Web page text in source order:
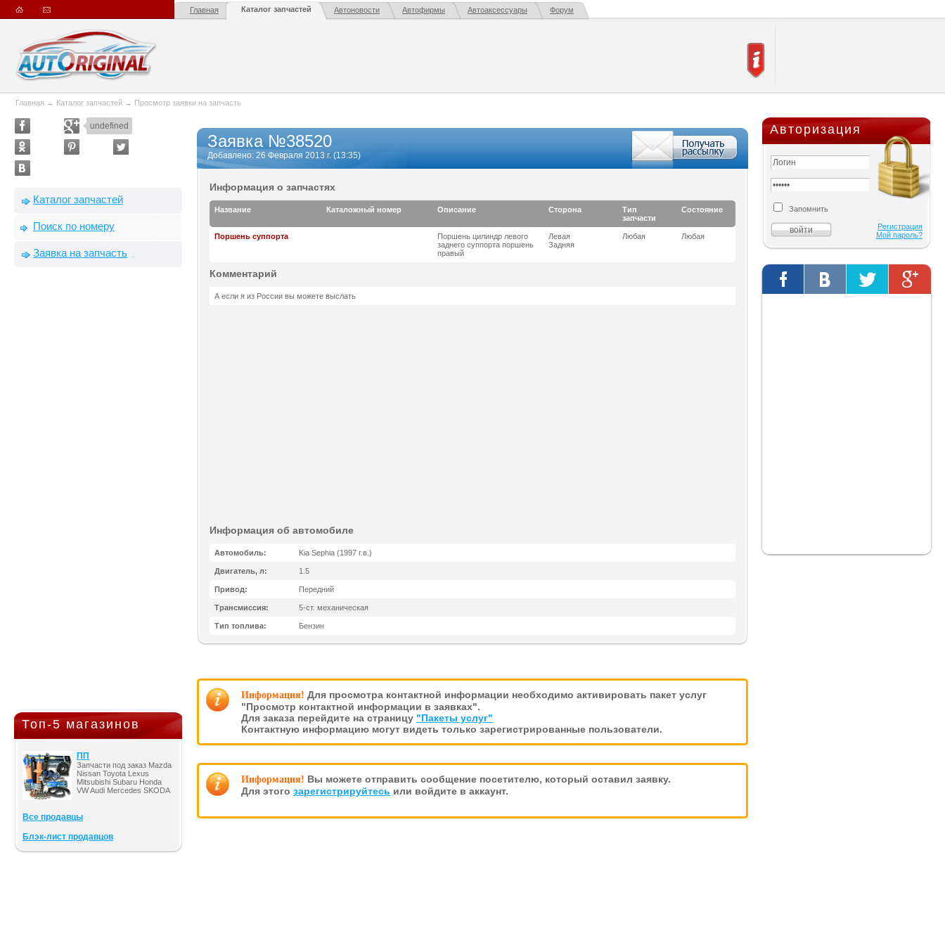
Главная Каталог запчастей Автоновости Автофирмы Автоаксессуары Форум
Главная → Каталог запчастей → Просмотр заявки на запчасть
undefined
Каталог запчастей
Поиск по номеру
Заявка на запчасть
Топ-5 магазинов
ПП
Запчасти под заказ Mazda
Nissan Toyota Lexus
Mitsubishi Subaru Honda
VW Audi Mercedes SKODA
Все продавцы
Блэк-лист продавцов
Заявка №38520
Добавлено: 26 Февраля 2013 г. (13:35)
Информация о запчастях
Название Каталожный номер Описание Сторона
Тип
запчасти
Состояние
Поршень суппорта
Поршень цилиндр левого
заднего суппорта поршень
правый
Левая
Задняя
Любая Любая
Комментарий
А если я из России вы можете выслать
Информация об автомобиле
Автомобиль: Kia Sephia (1997 г.в.)
Двигатель, л: 1.5
Привод: Передний
Трансмиссия: 5-ст. механическая
Тип топлива: Бензин
Информация! Для просмотра контактной информации необходимо активировать пакет услуг
"Просмотр контактной информации в заявках".
Для заказа перейдите на страницу "Пакеты услуг"
Контактную информацию могут видеть только зарегистрированные пользователи.
Информация! Вы можете отправить сообщение посетителю, который оставил заявку.
Для этого зарегистрируйтесь или войдите в аккаунт.
Авторизация
Запомнить
Регистрация
Мой пароль?